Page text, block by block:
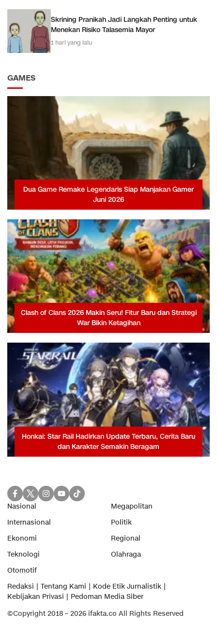
Skrining Pranikah Jadi Langkah Penting untuk
Menekan Risiko Talasemia Mayor
1 hari yang lalu
GAMES
Dua Game Remake Legendaris Siap Manjakan Gamer
Juni 2026
Clash of Clans 2026 Makin Seru! Fitur Baru dan Strategi
War Bikin Ketagihan
Honkai: Star Rail Hadirkan Update Terbaru, Cerita Baru
dan Karakter Semakin Beragam
Nasional
Megapolitan
Internasional
Politik
Ekonomi
Regional
Teknologi
Olahraga
Otomotif
Redaksi
Tentang Kami
Kode Etik Jurnalistik
Kebijakan Privasi
Pedoman Media Siber
©Copyright 2018 – 2026 ifakta.co All Rights Reserved